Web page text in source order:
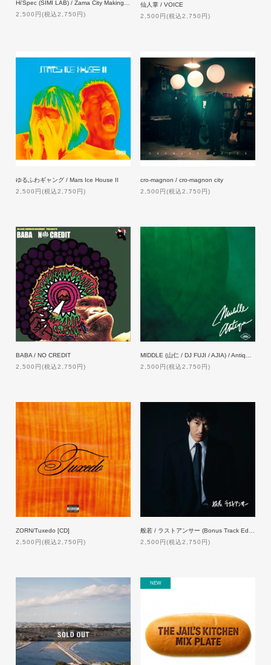
2,500円(税込2,750円)
仙人掌 / VOICE
2,500円(税込2,750円)
ゆるふわギャング / Mars Ice House II
2,500円(税込2,750円)
cro-magnon / cro-magnon city
2,500円(税込2,750円)
BABA / NO CREDIT
2,500円(税込2,750円)
2,500円(税込2,750円)
ZORN/Tuxedo [CD]
2,500円(税込2,750円)
2,500円(税込2,750円)
NEW